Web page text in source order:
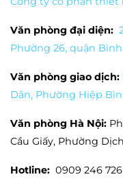
Văn phòng đại diện:
Phường 26, quận Bình
Văn phòng giao dịch:
Dân, Phường Hiệp
Văn phòng Hà Nội:
Cầu Giấy, Phường
Hotline: 0909 246 726